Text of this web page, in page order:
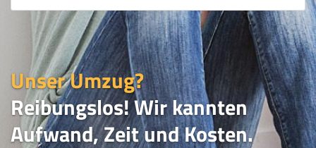
Unser Umzug?
Reibungslos! Wir kannten
Aufwand, Zeit und Kosten.